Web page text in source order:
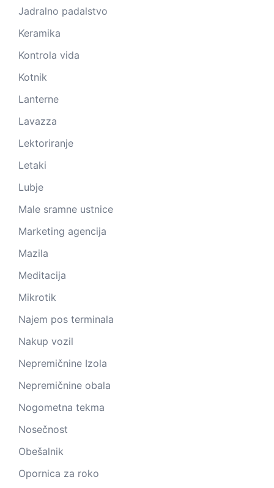
Jadralno padalstvo
Keramika
Kontrola vida
Kotnik
Lanterne
Lavazza
Lektoriranje
Letaki
Lubje
Male sramne ustnice
Marketing agencija
Mazila
Meditacija
Mikrotik
Najem pos terminala
Nakup vozil
Nepremičnine Izola
Nepremičnine obala
Nogometna tekma
Nosečnost
Obešalnik
Opornica za roko